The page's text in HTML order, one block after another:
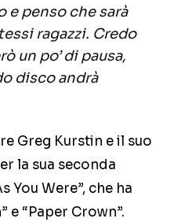
e penso che sarà
ragazzi. Credo
un po’ di pausa,
disco andrà
Greg Kurstin e il suo
la sua seconda
You Were”, che ha
e “Paper Crown”.